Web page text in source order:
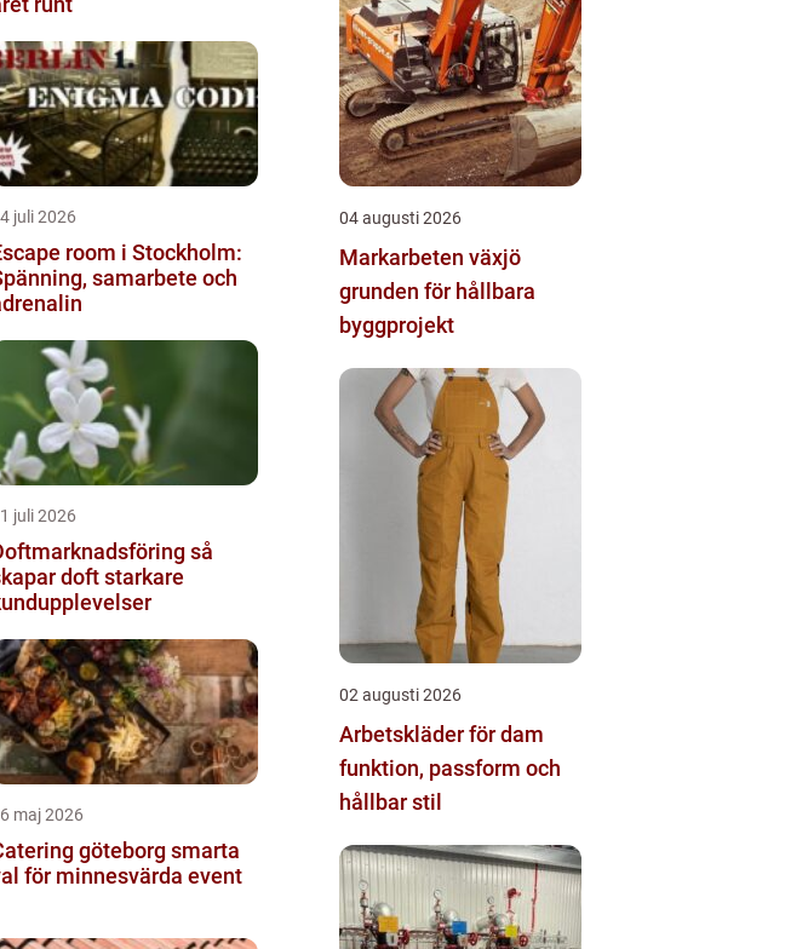
juli 2026
room i Stockholm:
samarbete och
juli 2026
så
doft starkare
maj 2026
göteborg smarta
för minnesvärda event
04 augusti 2026
Markarbeten växjö
grunden för hållbara
byggprojekt
02 augusti 2026
Arbetskläder för dam
funktion, passform och
hållbar stil